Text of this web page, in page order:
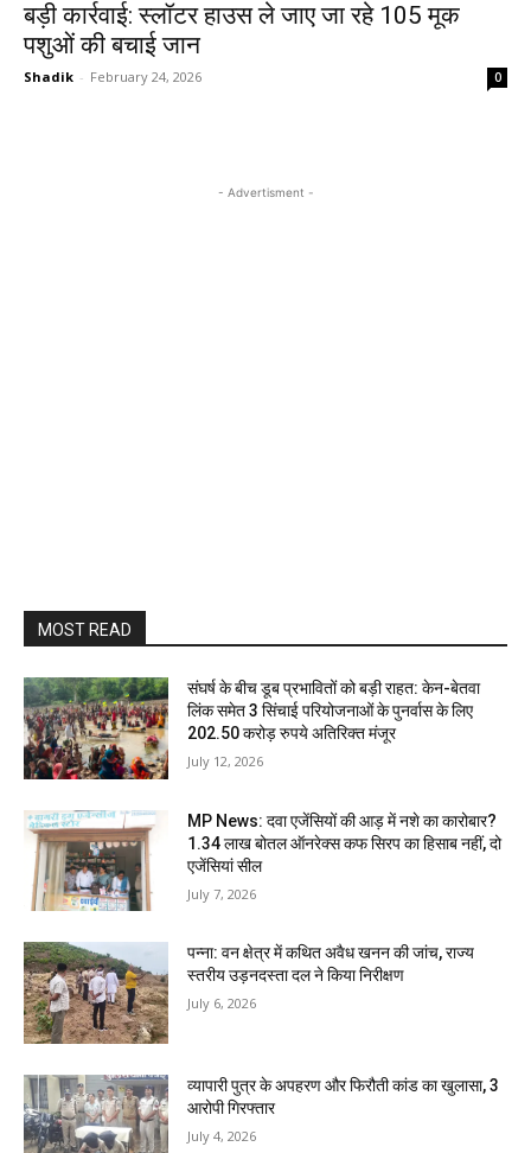
बड़ी कार्रवाई: स्लॉटर हाउस ले जाए जा रहे 105 मूक
पशुओं की बचाई जान
Shadik - February 24, 2026 0
- Advertisment -
MOST READ
संघर्ष के बीच डूब प्रभावितों को बड़ी राहत: केन-बेतवा
लिंक समेत 3 सिंचाई परियोजनाओं के पुनर्वास के लिए
202.50 करोड़ रुपये अतिरिक्त मंजूर
July 12, 2026
MP News: दवा एजेंसियों की आड़ में नशे का कारोबार?
1.34 लाख बोतल ऑनरेक्स कफ सिरप का हिसाब नहीं, दो
एजेंसियां सील
July 7, 2026
पन्ना: वन क्षेत्र में कथित अवैध खनन की जांच, राज्य
स्तरीय उड़नदस्ता दल ने किया निरीक्षण
July 6, 2026
व्यापारी पुत्र के अपहरण और फिरौती कांड का खुलासा, 3
आरोपी गिरफ्तार
July 4, 2026